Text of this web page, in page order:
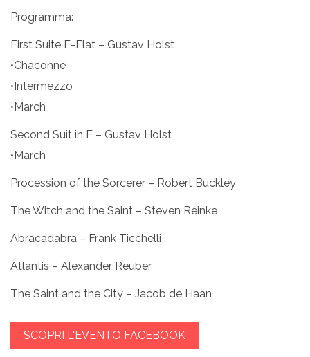
Programma:
First Suite E-Flat – Gustav Holst
•Chaconne
•Intermezzo
•March
Second Suit in F – Gustav Holst
•March
Procession of the Sorcerer – Robert Buckley
The Witch and the Saint – Steven Reinke
Abracadabra – Frank Ticchelli
Atlantis – Alexander Reuber
The Saint and the City – Jacob de Haan
SCOPRI L'EVENTO FACEBOOK